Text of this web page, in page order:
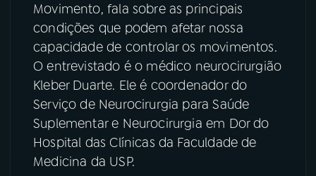
08FESTIVAL DE MÚSICA
ACOMPANHE A RÁDIO NACIONAL
YouTube Facebook
Instagram X
TikTok
Movimento, fala sobre as principais
condições que podem afetar nossa
capacidade de controlar os movimentos.
O entrevistado é o médico neurocirurgião
Kleber Duarte. Ele é coordenador do
Serviço de Neurocirurgia para Saúde
Suplementar e Neurocirurgia em Dor do
Hospital das Clínicas da Faculdade de
Medicina da USP.